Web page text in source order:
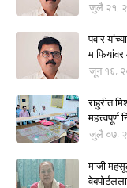
जुलै २१,
पवार
जून १६,
राहुरीत
महत्त्वपूर्ण
जुलै ०७,
माजी